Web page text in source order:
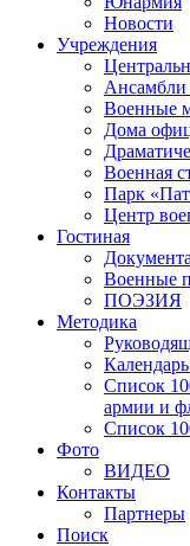
Новости
Учреждения
Ансамбли
Военные
Дома
Военная
Парк
Центр
Гостиная
Военные
ПОЭЗИЯ
Методика
Список
армии и
Список
Фото
ВИДЕО
Контакты
Партнеры
Поиск